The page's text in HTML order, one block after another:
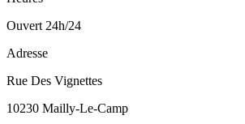
Ouvert 24h/24
Adresse
Rue Des Vignettes
10230 Mailly-Le-Camp